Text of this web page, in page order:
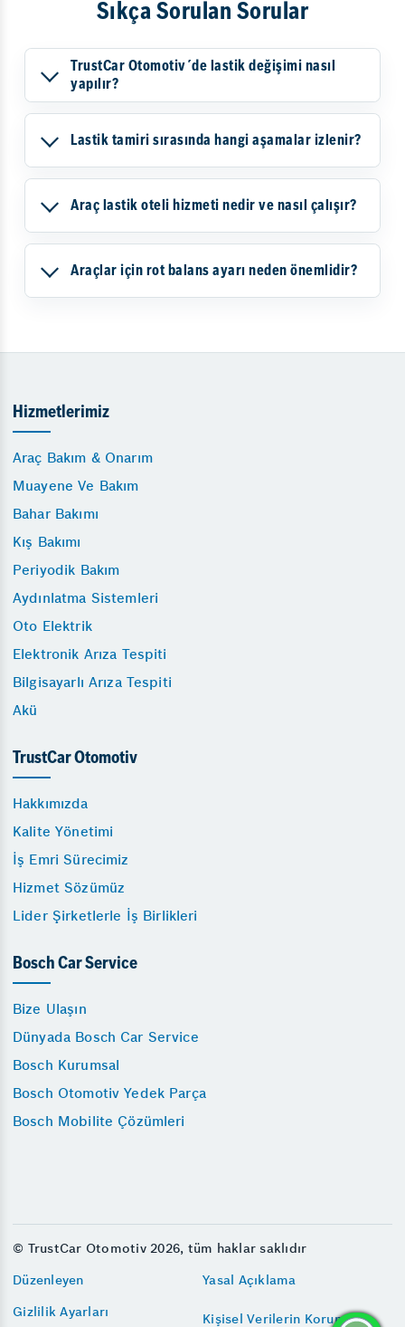
Sıkça Sorulan Sorular
TrustCar Otomotiv´de lastik değişimi nasıl
yapılır?
Lastik tamiri sırasında hangi aşamalar izlenir?
Araç lastik oteli hizmeti nedir ve nasıl çalışır?
Araçlar için rot balans ayarı neden önemlidir?
Hizmetlerimiz
Araç Bakım & Onarım
Muayene Ve Bakım
Bahar Bakımı
Kış Bakımı
Periyodik Bakım
Aydınlatma Sistemleri
Oto Elektrik
Elektronik Arıza Tespiti
Bilgisayarlı Arıza Tespiti
Akü
TrustCar Otomotiv
Hakkımızda
Kalite Yönetimi
İş Emri Sürecimiz
Hizmet Sözümüz
Lider Şirketlerle İş Birlikleri
Bosch Car Service
Bize Ulaşın
Dünyada Bosch Car Service
Bosch Kurumsal
Bosch Otomotiv Yedek Parça
Bosch Mobilite Çözümleri
© TrustCar Otomotiv 2026, tüm haklar saklıdır
Düzenleyen
Yasal Açıklama
Gizlilik Ayarları
Kişisel Verilerin Korunması